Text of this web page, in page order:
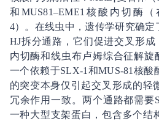
和MUS81–EME1核酸内切酶（
4）。在线虫中，遗传学研究确
HJ拆分通路，它们促进交叉形成
内切酶和线虫布卢姆综合征解旋
一个依赖于SLX-1和MUS-81核酸
的突变本身仅引起交叉形成的轻
冗余作用一致。两个通路都需要
一种大型支架蛋白，包含多个结